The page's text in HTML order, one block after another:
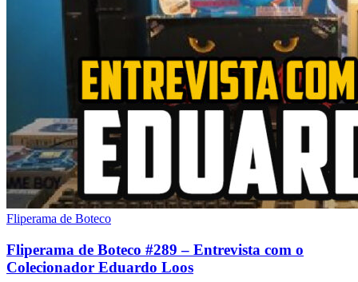
Fliperama de Boteco
Fliperama de Boteco #289 – Entrevista com o
Colecionador Eduardo Loos